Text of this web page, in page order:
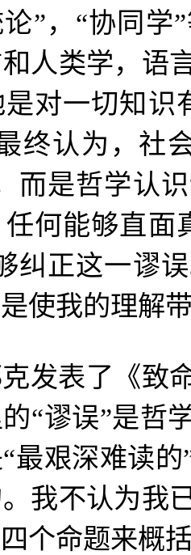
”， “协同学”
人类学，语
对一切知识
终认为，社
而是哲学认
任何能够直
纠正这一谬
使我的理解
发表了《致
“谬误”是哲
“最艰深难读的
我不认为我
个命题来概